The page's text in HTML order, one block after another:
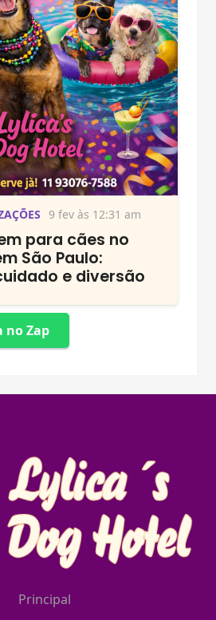
9 fev às 12:31 am
para cães no
São Paulo:
e diversão
no Zap
Principal